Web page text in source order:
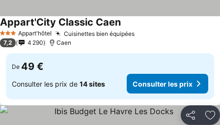
3 ÉtoilesAppart'hôtel Cuisinettes bien équipées
Appart'City Classic Caen
7,2 4 290 Caen
De 49 €
Consulter les prix de 14 sites Consulter les prix
Partager